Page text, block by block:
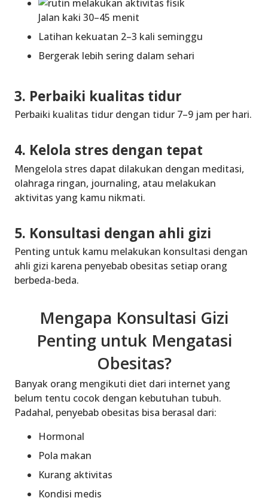
Jalan kaki 30–45 menit
Latihan kekuatan 2–3 kali seminggu
Bergerak lebih sering dalam sehari
3. Perbaiki kualitas tidur
Perbaiki kualitas tidur dengan tidur 7–9 jam per hari.
4. Kelola stres dengan tepat
Mengelola stres dapat dilakukan dengan meditasi,
olahraga ringan, journaling, atau melakukan
aktivitas yang kamu nikmati.
5. Konsultasi dengan ahli gizi
Penting untuk kamu melakukan konsultasi dengan
ahli gizi karena penyebab obesitas setiap orang
berbeda-beda.
Mengapa Konsultasi Gizi
Penting untuk Mengatasi
Obesitas?
Banyak orang mengikuti diet dari internet yang
belum tentu cocok dengan kebutuhan tubuh.
Padahal, penyebab obesitas bisa berasal dari:
Hormonal
Pola makan
Kurang aktivitas
Kondisi medis